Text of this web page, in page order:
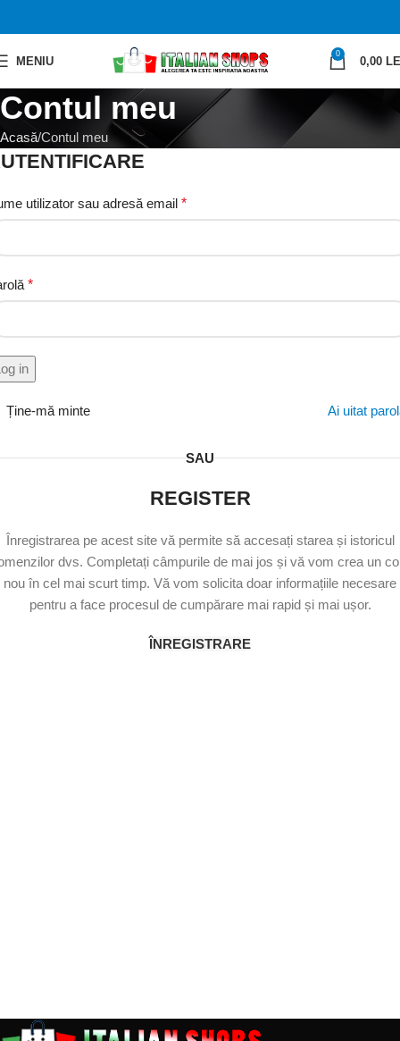
MENIU
0
0,00
Contul meu
Acasă Contul meu
utilizator sau adresă email *
*
in
Ai uitat
Ține-mă minte
SAU
REGISTER
Înregistrarea pe acest site vă permite să accesați starea și istoricul
dvs. Completați câmpurile de mai jos și vă vom crea un
nou în cel mai scurt timp. Vă vom solicita doar informațiile necesare
pentru a face procesul de cumpărare mai rapid și mai ușor.
ÎNREGISTRARE